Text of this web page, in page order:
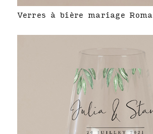
Verres à bière mariage Roma